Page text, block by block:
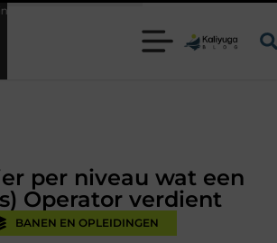
uit de praktijk
per niveau wat een
Operator verdient
BANEN EN OPLEIDINGEN